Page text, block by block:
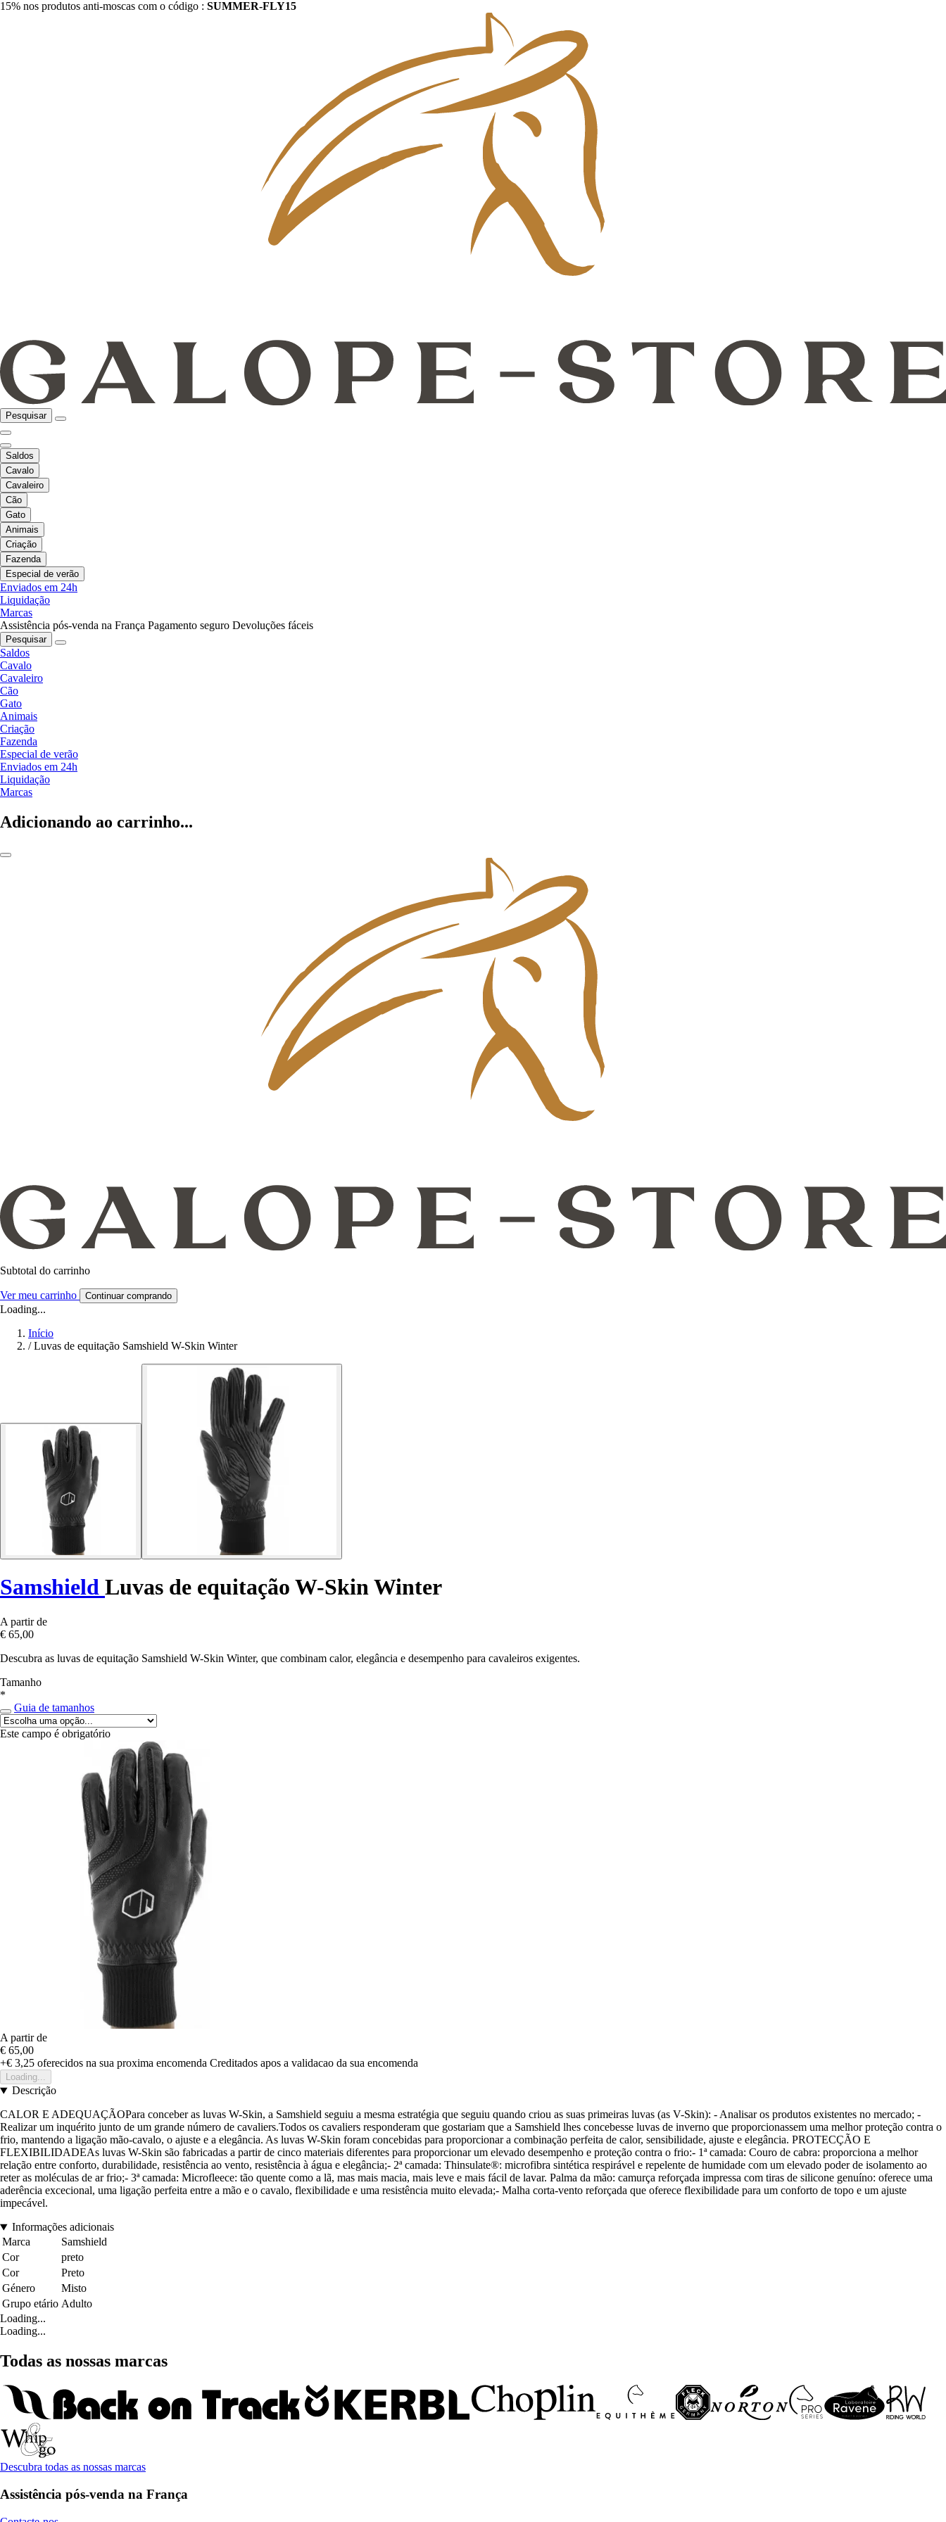
15% nos produtos anti-moscas com o código : SUMMER-FLY15
Pesquisar
Saldos
Cavalo
Cavaleiro
Cão
Gato
Animais
Criação
Fazenda
Especial de verão
Enviados em 24h
Liquidação
Marcas
Assistência pós-venda na França Pagamento seguro Devoluções fáceis
Pesquisar
Saldos
Cavalo
Cavaleiro
Cão
Gato
Animais
Criação
Fazenda
Especial de verão
Enviados em 24h
Liquidação
Marcas
Adicionando ao carrinho...
Subtotal do carrinho
Ver meu carrinho Continuar comprando
Loading...
Início
/ Luvas de equitação Samshield W-Skin Winter
Samshield Luvas de equitação W-Skin Winter
A partir de
€ 65,00
Descubra as luvas de equitação Samshield W-Skin Winter, que combinam calor, elegância e desempenho para cavaleiros exigentes.
Tamanho
*
Guia de tamanhos
Este campo é obrigatório
A partir de
€ 65,00
+€ 3,25 oferecidos na sua proxima encomenda Creditados apos a validacao da sua encomenda
Loading...
Descrição
CALOR E ADEQUAÇÃOPara conceber as luvas W-Skin, a Samshield seguiu a mesma estratégia que seguiu quando criou as suas primeiras luvas (as V-Skin): - Analisar os produtos existentes no mercado; -
Realizar um inquérito junto de um grande número de cavaliers.Todos os cavaliers responderam que gostariam que a Samshield lhes concebesse luvas de inverno que proporcionassem uma melhor proteção contra o
frio, mantendo a ligação mão-cavalo, o ajuste e a elegância. As luvas W-Skin foram concebidas para proporcionar a combinação perfeita de calor, sensibilidade, ajuste e elegância. PROTECÇÃO E
FLEXIBILIDADEAs luvas W-Skin são fabricadas a partir de cinco materiais diferentes para proporcionar um elevado desempenho e proteção contra o frio:- 1ª camada: Couro de cabra: proporciona a melhor
relação entre conforto, durabilidade, resistência ao vento, resistência à água e elegância;- 2ª camada: Thinsulate®: microfibra sintética respirável e repelente de humidade com um elevado poder de isolamento ao
reter as moléculas de ar frio;- 3ª camada: Microfleece: tão quente como a lã, mas mais macia, mais leve e mais fácil de lavar. Palma da mão: camurça reforçada impressa com tiras de silicone genuíno: oferece uma
aderência excecional, uma ligação perfeita entre a mão e o cavalo, flexibilidade e uma resistência muito elevada;- Malha corta-vento reforçada que oferece flexibilidade para um conforto de topo e um ajuste
impecável.
Informações adicionais
Marca
Samshield
Cor
preto
Cor
Preto
Género
Misto
Grupo etário Adulto
Loading...
Loading...
Todas as nossas marcas
Descubra todas as nossas marcas
Assistência pós-venda na França